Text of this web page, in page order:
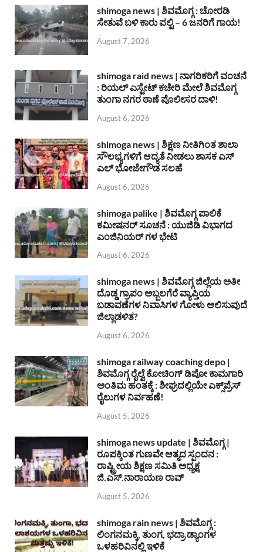
shimoga news | ಶಿವಮೊಗ್ಗ : ಚೋರಡಿ
ಸೇತುವೆ ಬಳಿ ಕಾರು ಪಲ್ಟಿ – 6 ಜನರಿಗೆ ಗಾಯ!
August 7, 2026
shimoga raid news | ನಾಗರಿಕರಿಗೆ ವಂಚನೆ
: ರಿಯಲ್ ಎಸ್ಟೇಟ್ ಕಚೇರಿ ಮೇಲೆ ಶಿವಮೊಗ್ಗ
ತುಂಗಾ ನಗರ ಠಾಣೆ ಪೊಲೀಸರ ದಾಳಿ!
August 6, 2026
shimoga news | ಶಿಕ್ಷಣ ನೀತಿಗಿಂತ ಶಾಲಾ
ಸೌಲಭ್ಯಗಳಿಗೆ ಆದ್ಯತೆ ನೀಡಲು ಶಾಸಕ ಎಸ್
ಎಲ್ ಭೋಜೇಗೌಡ ಸಲಹೆ
August 6, 2026
shimoga palike | ಶಿವಮೊಗ್ಗ ಪಾಲಿಕೆ
ಕಮೀಷನರ್ ಸೂಚನೆ : ಯುಜಿಡಿ ವಿಭಾಗದ
ಎಂಜಿನಿಯರ್ ಗಳ ಭೇಟಿ
August 6, 2026
shimoga news | ಶಿವಮೊಗ್ಗ ಜಿಲ್ಲೆಯ ಅತೀ
ದೊಡ್ಡ ಗ್ರಾಪಂ ಅಬ್ಬಲಗೆರೆ ವ್ಯಾಪ್ತಿಯ
ಬಡಾವಣೆಗಳ ನಿವಾಸಿಗಳ ಗೋಳು ಆಲಿಸುವುದೆ
ಜಿಲ್ಲಾಡಳಿತ?
August 6, 2026
shimoga railway coaching depo |
ಶಿವಮೊಗ್ಗ ರೈಲ್ವೆ ಕೋಚಿಂಗ್ ಡಿಪೋ ಕಾಮಗಾರಿ
ಅಂತಿಮ ಹಂತಕ್ಕೆ : ಶೀಘ್ರದಲ್ಲಿಯೇ ಎಕ್ಸ್‌ಪ್ರೆಸ್
ರೈಲುಗಳ ನಿರ್ವಹಣೆ!
August 5, 2026
shimoga news update | ಶಿವಮೊಗ್ಗ |
ರೂಪಕ್ಕಿಂತ ಗುಣವೇ ಆತ್ಮದ ಸ್ಪಂದನ :
ರಾಷ್ಟ್ರೀಯ ಶಿಕ್ಷಣ ಸಮಿತಿ ಅಧ್ಯಕ್ಷ
ಜಿ.ಎಸ್.ನಾರಾಯಣ ರಾವ್
August 5, 2026
shimoga rain news | ಶಿವಮೊಗ್ಗ :
ಲಿಂಗನಮಕ್ಕಿ, ತುಂಗ, ಭದ್ರಾ ಡ್ಯಾಂಗಳ
ಒಳಹರಿವಿನಲ್ಲಿ ಇಳಿಕೆ